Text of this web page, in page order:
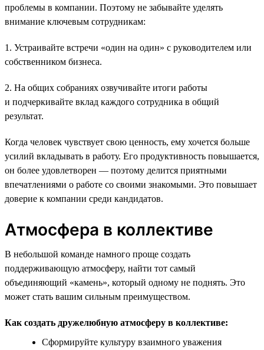
проблемы в компании. Поэтому не забывайте уделять
внимание ключевым сотрудникам:
1. Устраивайте встречи «один на один» с руководителем или
собственником бизнеса.
2. На общих собраниях озвучивайте итоги работы
и подчеркивайте вклад каждого сотрудника в общий
результат.
Когда человек чувствует свою ценность, ему хочется больше
усилий вкладывать в работу. Его продуктивность повышается,
он более удовлетворен — поэтому делится приятными
впечатлениями о работе со своими знакомыми. Это повышает
доверие к компании среди кандидатов.
Атмосфера в коллективе
В небольшой команде намного проще создать
поддерживающую атмосферу, найти тот самый
объединяющий «камень», который одному не поднять. Это
может стать вашим сильным преимуществом.
Как создать дружелюбную атмосферу в коллективе:
Сформируйте культуру взаимного уважения